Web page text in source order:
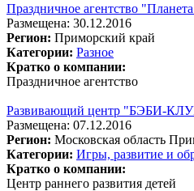
Праздничное агентство
Размещена: 30.12.2016
Регион: Приморский край
Категории: Разное
Кратко о компании:
Праздничное агентство
Развивающий центр "БЭБИ-
Размещена: 07.12.2016
Регион: Московская область
Категории: Игры, развитие и
Кратко о компании:
Центр раннего развития детей